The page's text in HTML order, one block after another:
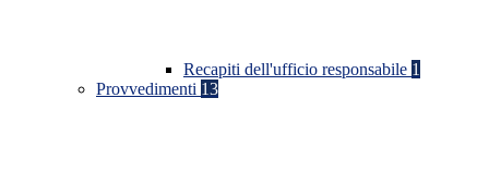
Recapiti dell'ufficio responsabile 1
Provvedimenti 13